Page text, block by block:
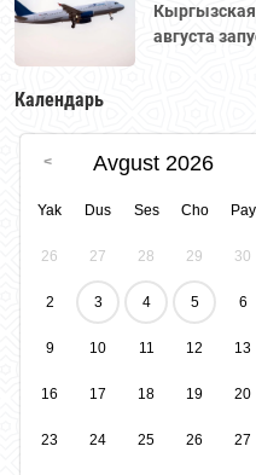
августа
Календарь
Avgust 2026
Yak Dus Ses Cho Pay
26 27 28 29 30
2 3 4 5 6
9 10 11 12 13
16 17 18 19 20
23 24 25 26 27